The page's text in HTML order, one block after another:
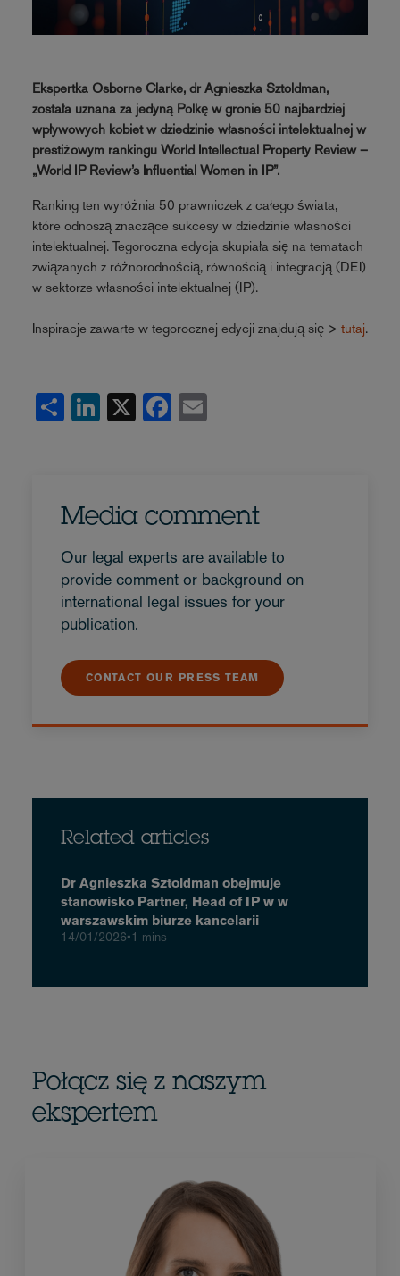
Ekspertka Osborne Clarke, dr Agnieszka Sztoldman,
została uznana za jedyną Polkę w gronie 50 najbardziej
wpływowych kobiet w dziedzinie własności intelektualnej w
prestiżowym rankingu World Intellectual Property Review –
„World IP Review’s Influential Women in IP”.
Ranking ten wyróżnia 50 prawniczek z całego świata,
które odnoszą znaczące sukcesy w dziedzinie własności
intelektualnej. Tegoroczna edycja skupiała się na tematach
związanych z różnorodnością, równością i integracją (DEI)
w sektorze własności intelektualnej (IP).
Inspiracje zawarte w tegorocznej edycji znajdują się > tutaj.
Share
LinkedIn
X Facebook
Media comment
Our legal experts are available to
provide comment or background on
international legal issues for your
publication.
CONTACT OUR PRESS TEAM
Related articles
Dr Agnieszka Sztoldman obejmuje
stanowisko Partner, Head of IP w w
warszawskim biurze kancelarii
14/01/2026•1 mins
Połącz się z naszym
ekspertem